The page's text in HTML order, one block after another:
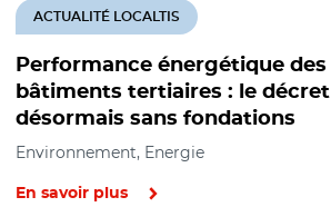
Performance énergétique des
bâtiments tertiaires : le décret
désormais sans fondations
ACTUALITÉ LOCALTIS
Environnement, Energie
En savoir plus